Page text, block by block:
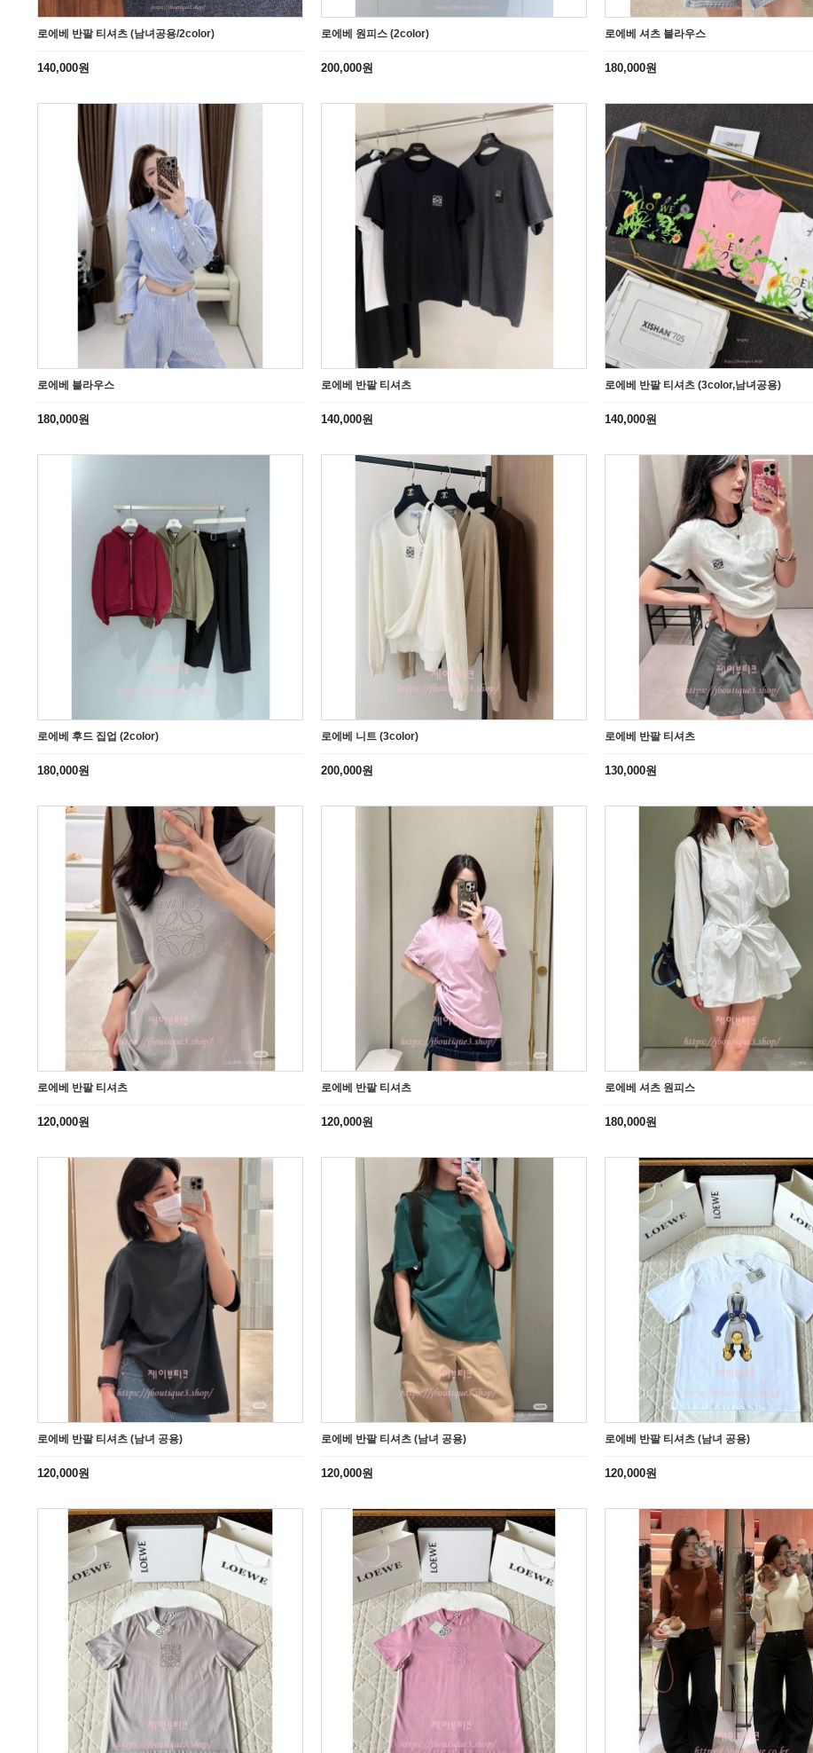
로에베 반팔 티셔츠 (남녀공용/2color)
140,000원
로에베 원피스 (2color)
200,000원
로에베 셔츠 블라우스
180,000원
로에베 블라우스
180,000원
로에베 반팔 티셔츠
140,000원
로에베 반팔 티셔츠 (3color,남녀공용)
140,000원
로에베 후드 집업 (2color)
180,000원
로에베 니트 (3color)
200,000원
로에베 반팔 티셔츠
130,000원
로에베 반팔 티셔츠
120,000원
로에베 반팔 티셔츠
120,000원
로에베 셔츠 원피스
180,000원
로에베 반팔 티셔츠 (남녀 공용)
120,000원
로에베 반팔 티셔츠 (남녀 공용)
120,000원
로에베 반팔 티셔츠 (남녀 공용)
120,000원